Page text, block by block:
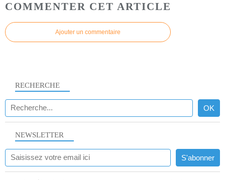
COMMENTER CET ARTICLE
Ajouter un commentaire
NEWSLETTER
RECHERCHE